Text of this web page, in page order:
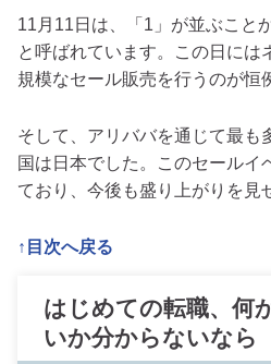
11月11日は、「1」が並ぶこと
と呼ばれています。この日には
規模なセール販売を行うのが恒
そして、アリババを通じて最も
国は日本でした。このセールイ
ており、今後も盛り上がりを見
↑目次へ戻る
はじめての転職、何
いか分からないなら